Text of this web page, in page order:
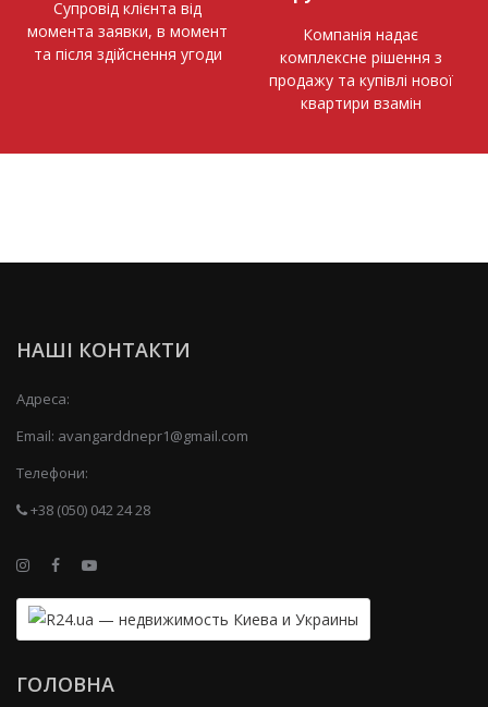
Супровід клієнта від
момента заявки, в момент
та після здійснення угоди
Компанія надає
комплексне рішення з
продажу та купівлі нової
квартири взамін
НАШІ КОНТАКТИ
Адреса:
Email: avangarddnepr1@gmail.com
Телефони:
+38 (050) 042 24 28
ГОЛОВНА